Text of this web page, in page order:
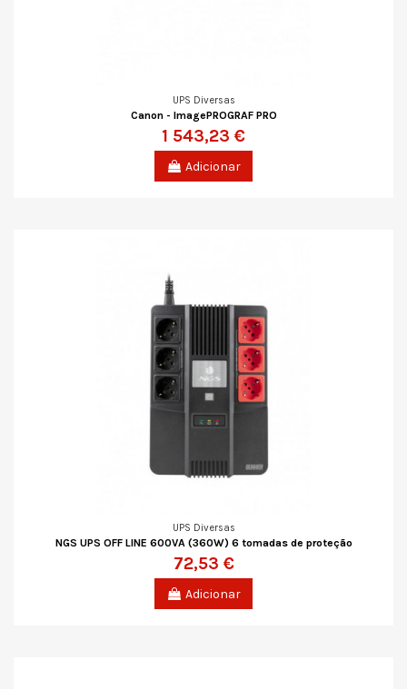
UPS Diversas
Canon - ImagePROGRAF PRO
1 543,23 €
Adicionar
UPS Diversas
NGS UPS OFF LINE 600VA (360W) 6 tomadas de proteção
72,53 €
Adicionar